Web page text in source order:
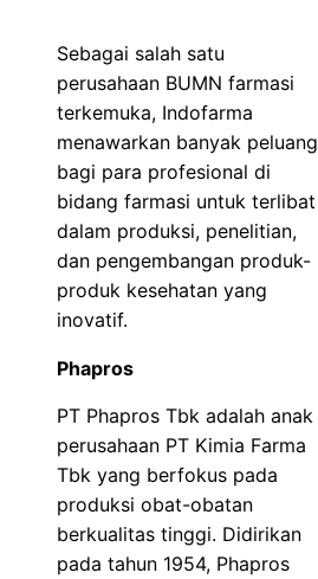
Sebagai salah satu
perusahaan BUMN farmasi
terkemuka, Indofarma
menawarkan banyak peluang
bagi para profesional di
bidang farmasi untuk terlibat
dalam produksi, penelitian,
dan pengembangan produk-
produk kesehatan yang
inovatif.
Phapros
PT Phapros Tbk adalah anak
perusahaan PT Kimia Farma
Tbk yang berfokus pada
produksi obat-obatan
berkualitas tinggi. Didirikan
pada tahun 1954, Phapros